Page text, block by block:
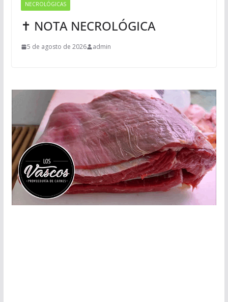
NECROLÓGICAS
✝ NOTA NECROLÓGICA
5 de agosto de 2026 admin